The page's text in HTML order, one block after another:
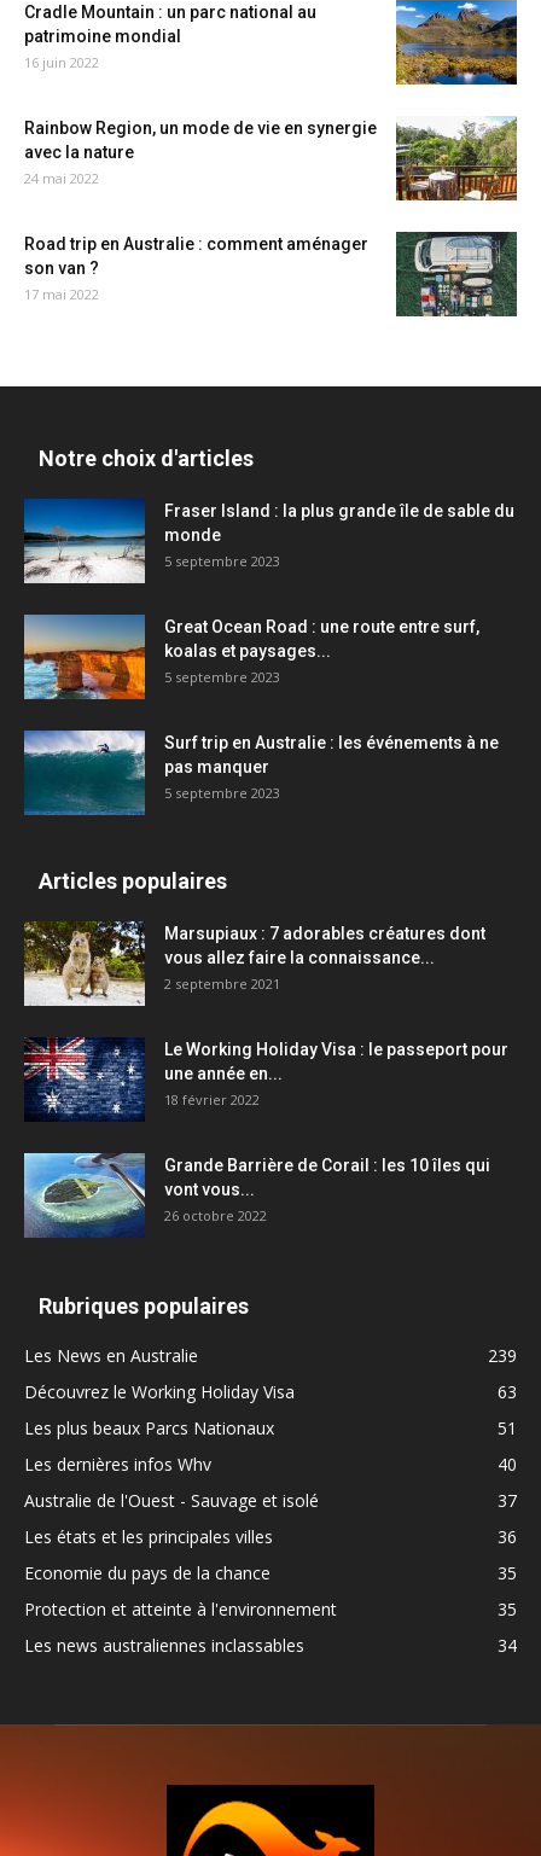
Cradle Mountain : un parc national au
patrimoine mondial
16 juin 2022
Rainbow Region, un mode de vie en synergie
avec la nature
24 mai 2022
Road trip en Australie : comment aménager
son van ?
17 mai 2022
Notre choix d'articles
Fraser Island : la plus grande île de sable du
monde
5 septembre 2023
Great Ocean Road : une route entre surf,
koalas et paysages...
5 septembre 2023
Surf trip en Australie : les événements à ne
pas manquer
5 septembre 2023
Articles populaires
Marsupiaux : 7 adorables créatures dont
vous allez faire la connaissance...
2 septembre 2021
Le Working Holiday Visa : le passeport pour
une année en...
18 février 2022
Grande Barrière de Corail : les 10 îles qui
vont vous...
26 octobre 2022
Rubriques populaires
Les News en Australie
239
Découvrez le Working Holiday Visa
63
Les plus beaux Parcs Nationaux
51
Les dernières infos Whv
40
Australie de l'Ouest - Sauvage et isolé
37
Les états et les principales villes
36
Economie du pays de la chance
35
Protection et atteinte à l'environnement
35
Les news australiennes inclassables
34